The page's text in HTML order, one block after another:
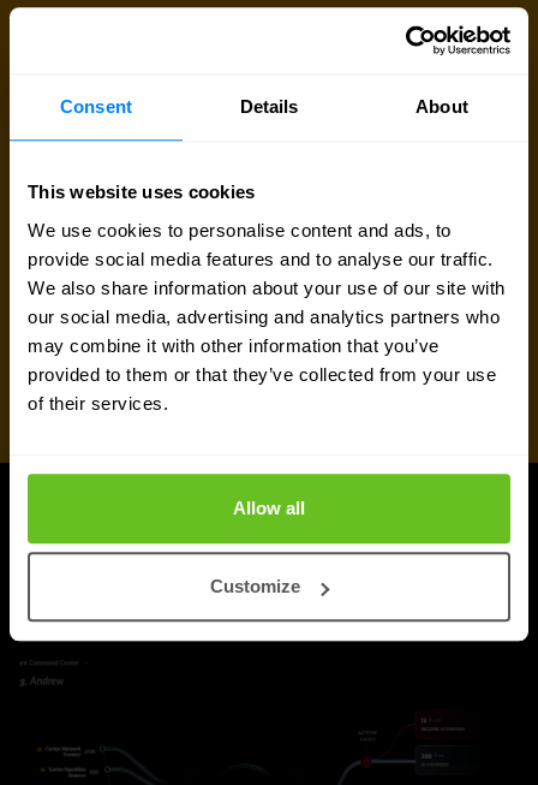
Consent Details About
This website uses cookies
We use cookies to personalise content and ads, to
provide social media features and to analyse our traffic.
We also share information about your use of our site with
our social media, advertising and analytics partners who
may combine it with other information that you’ve
provided to them or that they’ve collected from your use
of their services.
Allow all
Customize
AGGIORNAMENTI
Ulteriori aggiornamenti